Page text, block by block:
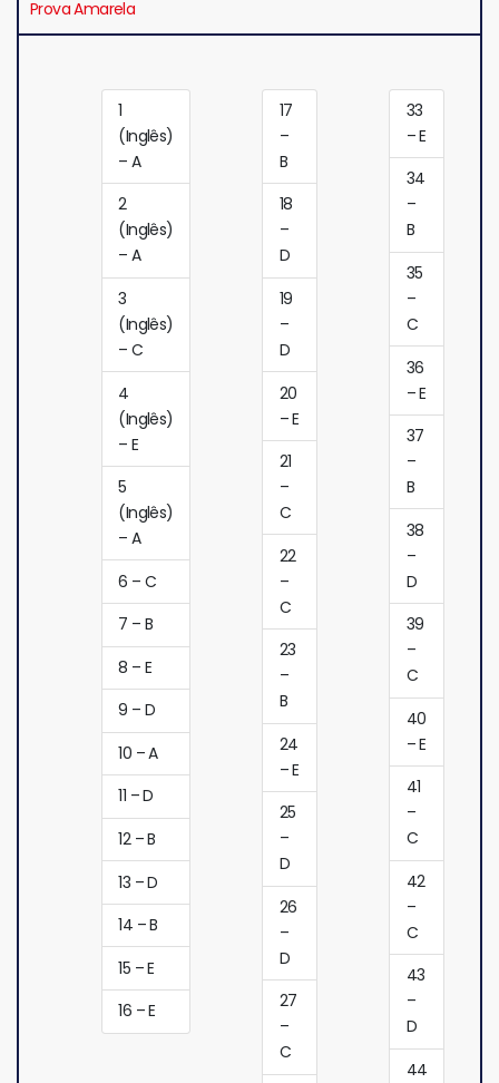
Prova Amarela
1
(Inglês)
– A
2
(Inglês)
– A
3
(Inglês)
– C
4
(Inglês)
– E
5
(Inglês)
– A
6 – C
7 – B
8 – E
9 – D
10 – A
11 – D
12 – B
13 – D
14 – B
15 – E
16 – E
17
–
B
18
–
D
19
–
D
20
– E
21
–
C
22
–
C
23
–
B
24
– E
25
–
D
26
–
D
27
–
C
33
– E
34
–
B
35
–
C
36
– E
37
–
B
38
–
D
39
–
C
40
– E
41
–
C
42
–
C
43
–
D
44